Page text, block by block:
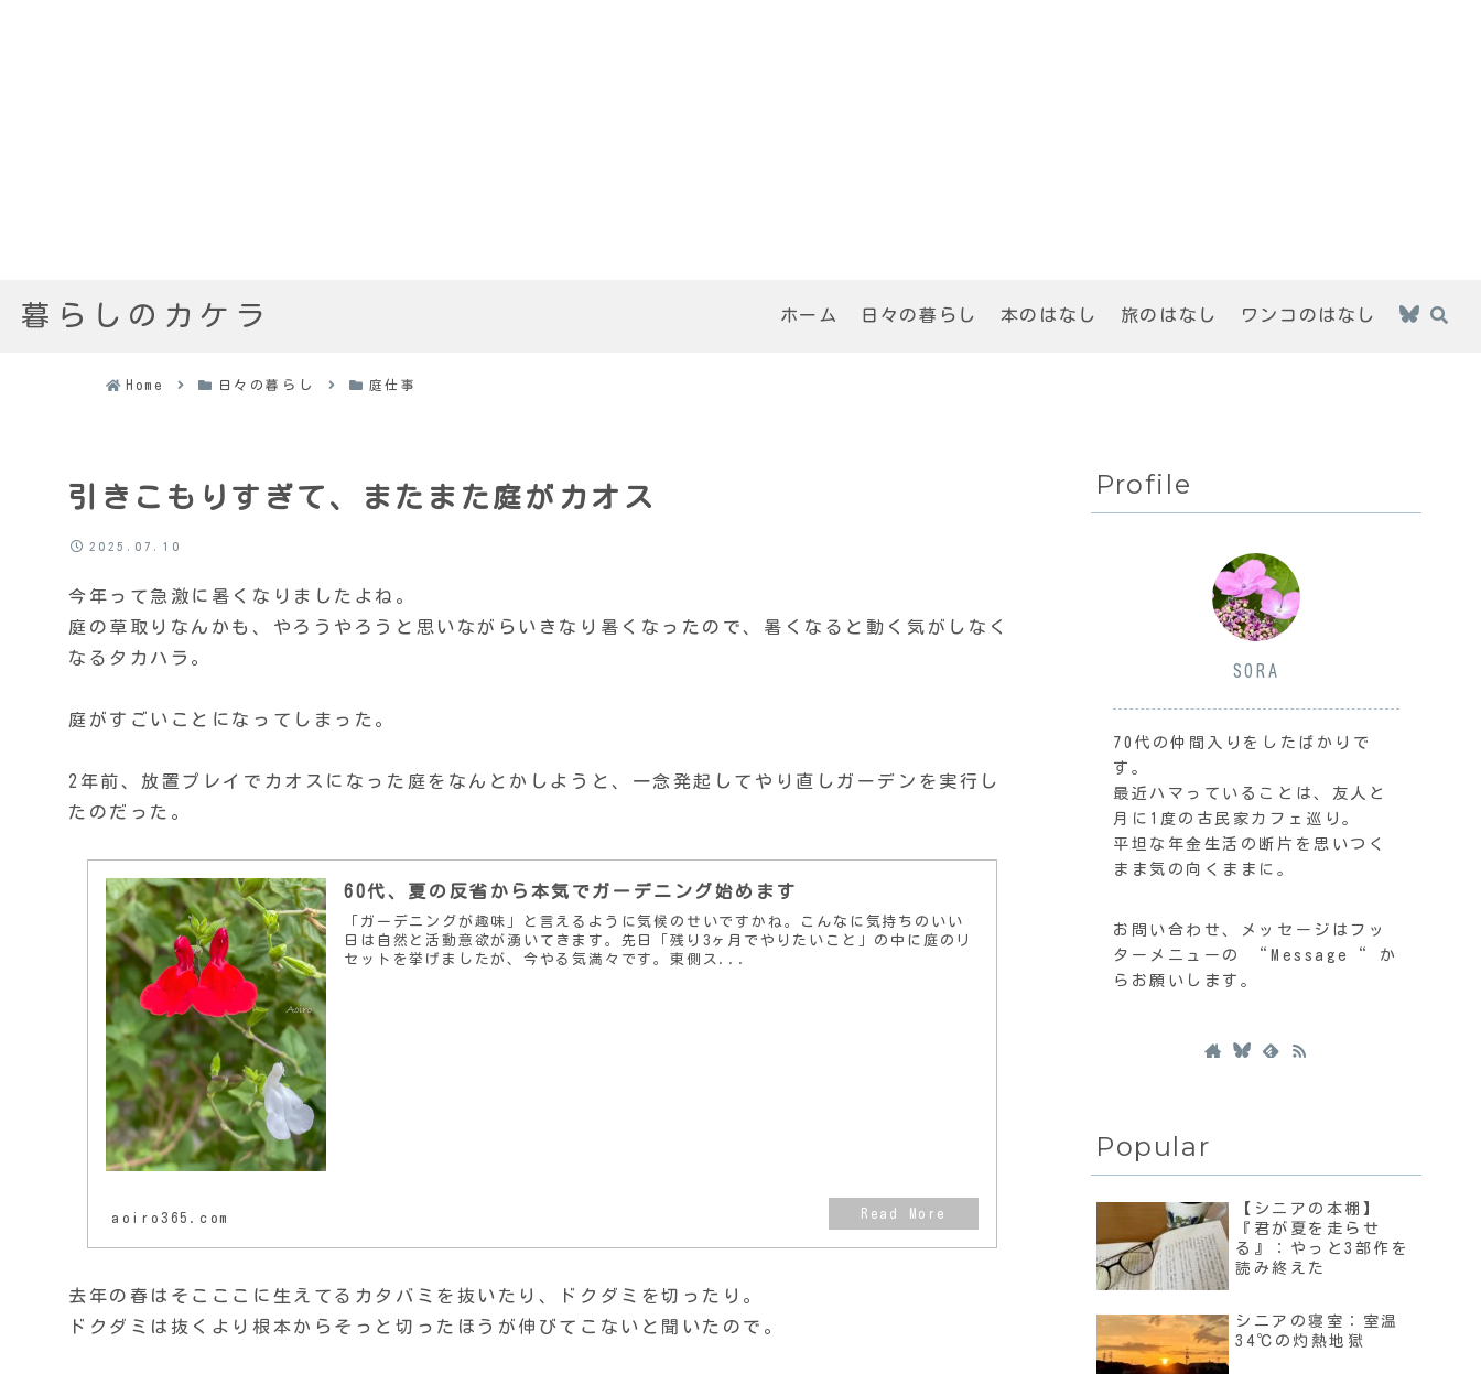
暮らしのカケラ ホーム 日々の暮らし 本のはなし 旅のはなし ワンコのはなし
Home 日々の暮らし 庭仕事
引きこもりすぎて、またまた庭がカオス
2025.07.10
今年って急激に暑くなりましたよね。
庭の草取りなんかも、やろうやろうと思いながらいきなり暑くなったので、暑くなると動く気がしなく
なるタカハラ。
庭がすごいことになってしまった。
2年前、放置プレイでカオスになった庭をなんとかしようと、一念発起してやり直しガーデンを実行し
たのだった。
60代、夏の反省から本気でガーデニング始めます
「ガーデニングが趣味」と言えるように気候のせいですかね。こんなに気持ちのいい
日は自然と活動意欲が湧いてきます。先日「残り3ヶ月でやりたいこと」の中に庭のリ
セットを挙げましたが、今やる気満々です。東側ス...
aoiro365.com
去年の春はそこここに生えてるカタバミを抜いたり、ドクダミを切ったり。
ドクダミは抜くより根本からそっと切ったほうが伸びてこないと聞いたので。
Profile
SORA
70代の仲間入りをしたばかりで
す。
最近ハマっていることは、友人と
月に1度の古民家カフェ巡り。
平坦な年金生活の断片を思いつく
まま気の向くままに。
お問い合わせ、メッセージはフッ
ターメニューの “Message“ か
らお願いします。
Popular
【シニアの本棚】
『君が夏を走らせ
る』：やっと3部作を
読み終えた
シニアの寝室：室温
34℃の灼熱地獄